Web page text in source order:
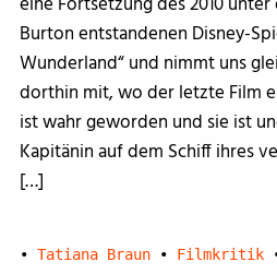
Burton entstandenen Disney-
Wunderland“ und nimmt uns
dorthin mit, wo der letzte Film
ist wahr geworden und sie ist
Kapitänin auf dem Schiff ihres
[…]
• Tatiana Braun • Filmkritik